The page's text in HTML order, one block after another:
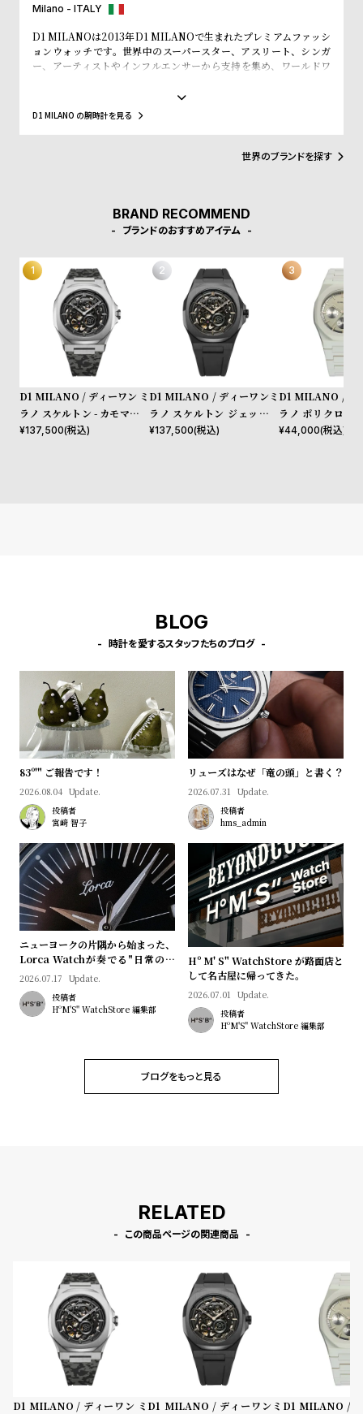
P
e
シ
返
ラ
ス
ス
よ
く
あ
る
質
問
お
問
い
合
わ
せ
Milano - ITALY
D1 MILANOは2013年D1 MILANOで生まれたプレミアムファッシ
ョンウォッチです。世界中のスーパースター、アスリート、シンガ
ー、アーティストやインフルエンサーから支持を集め、ワールドワ
970年代のイタリアンなクリアラインと美的感覚にインスパイアさ
れたデザインは、流行を追いかける全ての人々にとってのマストア
イテムとなることでしょう。Forbesによって、ファッションを再定
義する若いイタリアンブランドのトップ10にノミネートされまし
た。その中にはGQやVogue、Elle、Esquireなどファッション業界
D1 MILANO の腕時計を見る
世界のブランドを探す
BRAND RECOMMEND
ブランドのおすすめアイテム
D1 MILANO / ディーワン ミ
ラノ スケルトン - カモマーベ
ル
¥137,500(税込)
D1 MILANO / ディーワンミ
ラノ スケルトン ジェットブ
ラック
¥137,500(税込)
D1 MILANO / デ
ラノ ポリクロノ
グレー
¥44,000(税込)
BLOG
時計を愛するスタッフたちのブログ
83º'" ご報告です！
2026.08.04 Update.
投稿者
宮﨑 智子
リューズはなぜ「竜の頭」と書く？
2026.07.31 Update.
投稿者
hms_admin
ニューヨークの片隅から始まった、
Lorca Watchが奏でる"日常のロ
マン"｜Brand Picks #08
2026.07.17 Update.
投稿者
HºM'S" WatchStore 編集部
Hº M' S" WatchStore が路面店と
して名古屋に帰ってきた。
2026.07.01 Update.
投稿者
HºM'S" WatchStore 編集部
ブログをもっと見る
RELATED
この商品ページの関連商品
D1 MILANO / ディーワン ミ D1 MILANO / ディーワンミ D1 MILANO /